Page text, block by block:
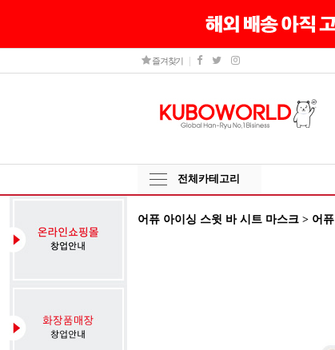
즐겨찾기
전체카테고리
어퓨 아이싱 스윗 바 시트 마스크 > 어퓨